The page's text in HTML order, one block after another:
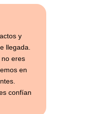
y
llegada.
eres
en
confían